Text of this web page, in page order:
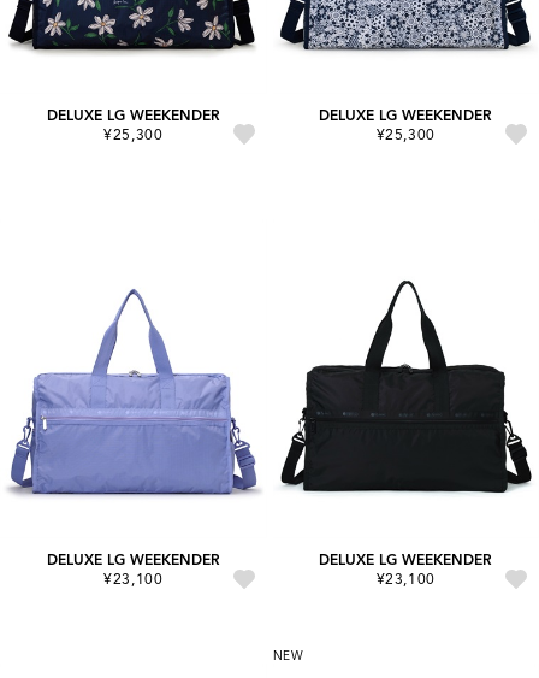
DELUXE LG WEEKENDER
¥25,300
DELUXE LG WEEKENDER
¥25,300
DELUXE LG WEEKENDER
¥23,100
DELUXE LG WEEKENDER
¥23,100
NEW